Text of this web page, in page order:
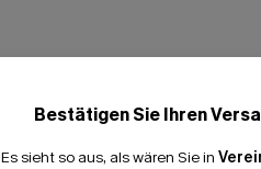
Bestätigen Sie Ihren
Es sieht so aus, als wären Sie in